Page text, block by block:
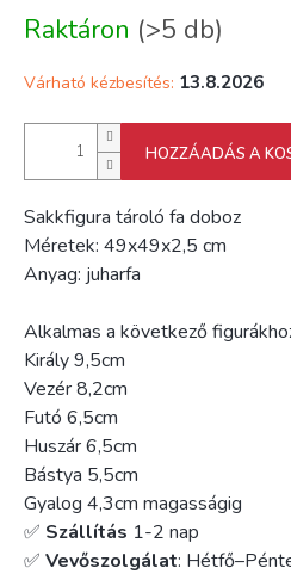
Raktáron (>5 db)
Várható kézbesítés: 13.8.2026
HOZZÁADÁS A
Sakkfigura tároló fa doboz
Méretek: 49x49x2,5 cm
Anyag: juharfa
Alkalmas a következő
Király 9,5cm
Vezér 8,2cm
Futó 6,5cm
Huszár 6,5cm
Bástya 5,5cm
Gyalog 4,3cm magasságig
✅ Szállítás 1-2 nap
✅ Vevőszolgálat: